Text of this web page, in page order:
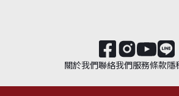
關於我們聯絡我們服務條款隱